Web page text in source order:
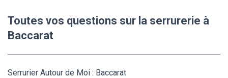
Toutes vos questions sur la serrurerie à
Baccarat
Serrurier Autour de Moi : Baccarat